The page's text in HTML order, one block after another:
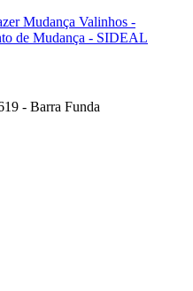
- Barra Funda